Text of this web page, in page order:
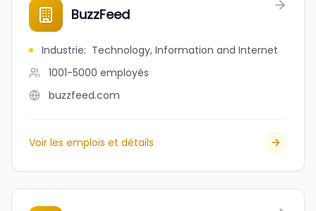
BuzzFeed
Industrie: Technology, Information and Internet
1001-5000 employés
buzzfeed.com
Voir les emplois et détails